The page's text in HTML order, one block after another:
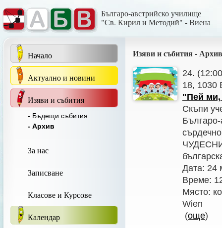
Българо-австрийско училище
"Св. Кирил и Методий" - Виена
Начало
Актуално и новини
Изяви и събития
- Бъдещи събития
- Архив
За нас
Записване
Класове и Курсове
Календар
Изяви и събития - Архив
24.
18, 1030
"Пей ми,
Скъпи
Дата: 24
Време:
Място:
Wien
(още)